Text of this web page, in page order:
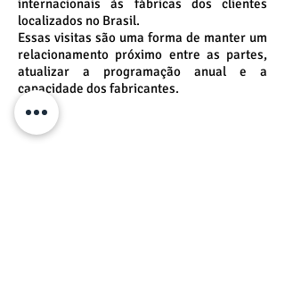
internacionais às fábricas dos clientes
localizados no Brasil.
Essas visitas são uma forma de manter um
relacionamento próximo entre as partes,
atualizar a programação anual e a
capacidade dos fabricantes.